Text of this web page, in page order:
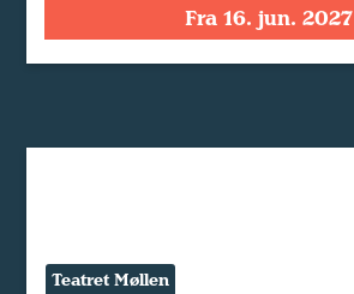
Fra 16. jun. 2027
Teatret Møllen